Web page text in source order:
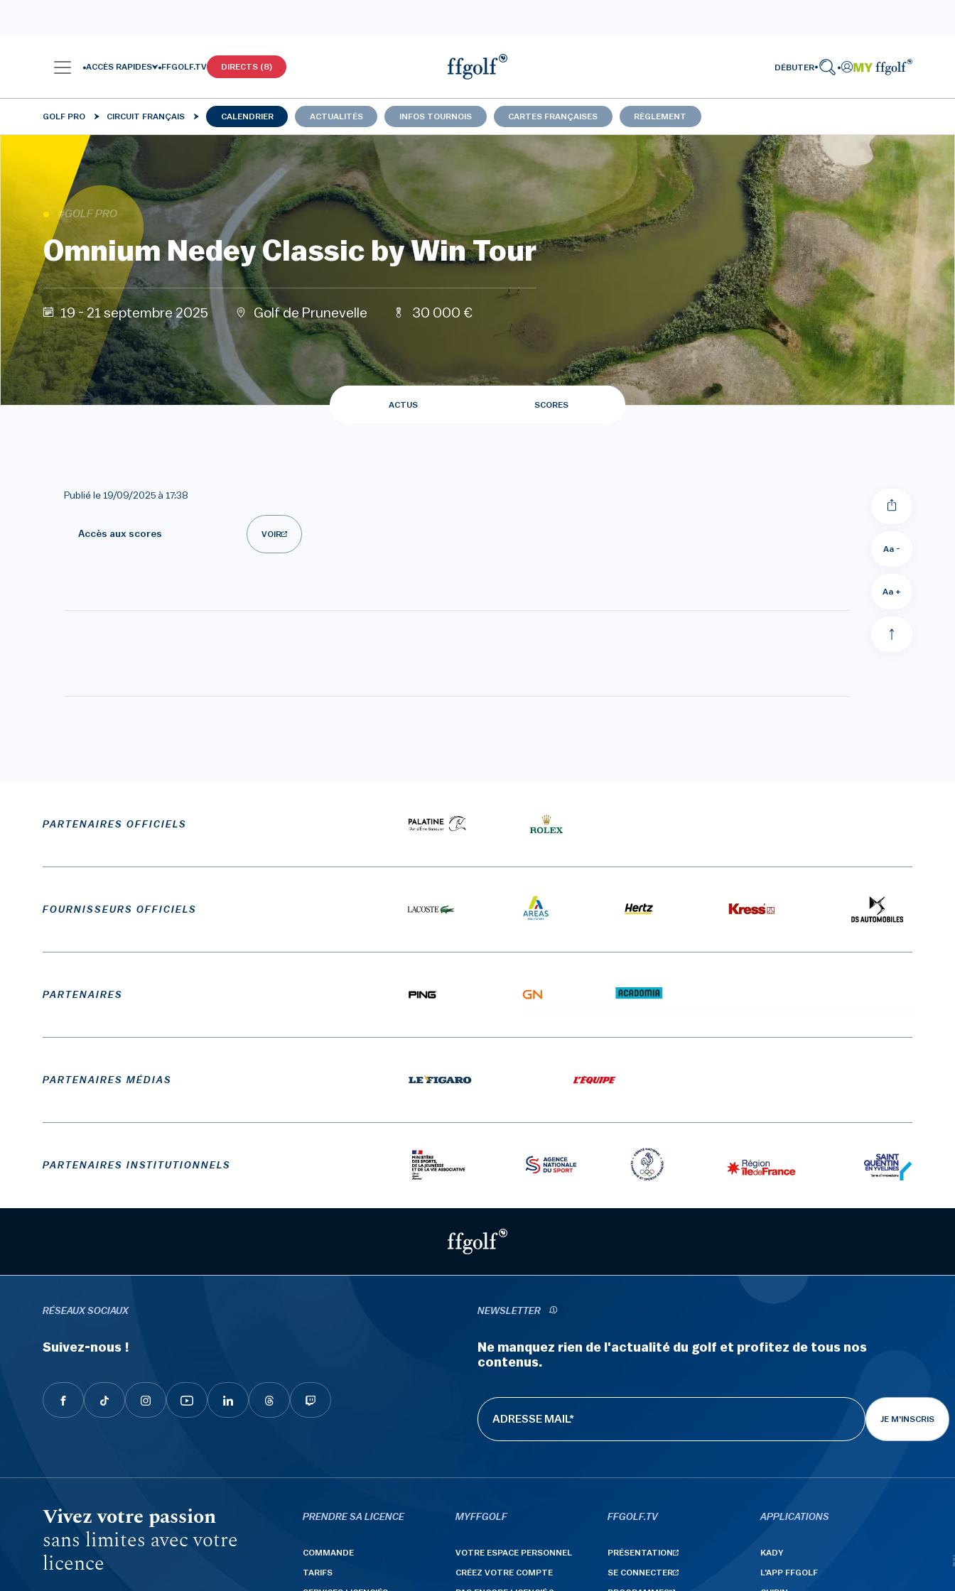
ACCÈS RAPIDES FFGOLF.TV DIRECTS (8) DÉBUTER
GOLF PRO CIRCUIT FRANÇAIS CALENDRIER ACTUALITÉS INFOS TOURNOIS CARTES FRANÇAISES RÈGLEMENT
#GOLF PRO
Omnium Nedey Classic by Win Tour
19 - 21 septembre 2025 Golf de Prunevelle 30 000 €
ACTUS SCORES
Publié le 19/09/2025 à 17:38
Accès aux scores
VOIR
Aa -
Aa +
PARTENAIRES OFFICIELS
FOURNISSEURS OFFICIELS
PARTENAIRES
PARTENAIRES MÉDIAS
PARTENAIRES INSTITUTIONNELS
RÉSEAUX SOCIAUX
Suivez-nous !
NEWSLETTER
Ne manquez rien de l'actualité du golf et profitez de tous nos
contenus.
JE M'INSCRIS
Vivez votre passion
sans limites avec votre
licence
PRENDRE SA LICENCE
COMMANDE
TARIFS
MYFFGOLF
VOTRE ESPACE PERSONNEL
CRÉEZ VOTRE COMPTE
FFGOLF.TV
PRÉSENTATION
SE CONNECTER
APPLICATIONS
KADY
L'APP FFGOLF